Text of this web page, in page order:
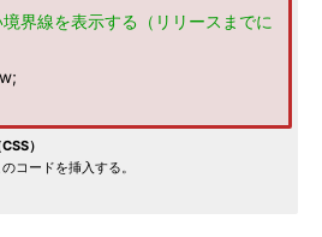
界線を表示する（リリースまでに
）
コードを挿入する。